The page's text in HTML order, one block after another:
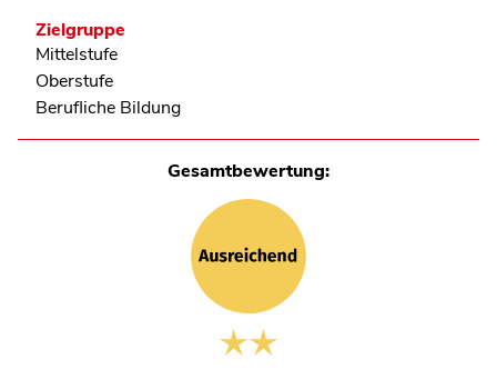
Zielgruppe
Mittelstufe
Oberstufe
Berufliche Bildung
Gesamtbewertung: